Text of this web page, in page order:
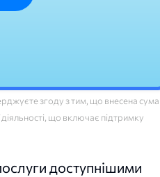
згоду з тим, що внесена сума
що включає підтримку
доступнішими